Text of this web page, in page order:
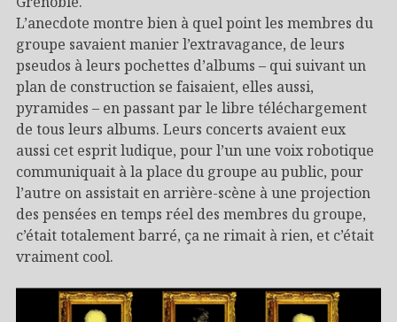
L’anecdote montre bien à quel point les membres du
groupe savaient manier l’extravagance, de leurs
pseudos à leurs pochettes d’albums – qui suivant un
plan de construction se faisaient, elles aussi,
pyramides – en passant par le libre téléchargement
de tous leurs albums. Leurs concerts avaient eux
aussi cet esprit ludique, pour l’un une voix robotique
communiquait à la place du groupe au public, pour
l’autre on assistait en arrière-scène à une projection
des pensées en temps réel des membres du groupe,
c’était totalement barré, ça ne rimait à rien, et c’était
vraiment cool.